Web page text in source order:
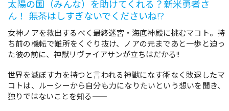
太陽の国（みんな）を助けてくれる？新米勇者さ
ん！ 無茶はしすぎないでくださいね!?
女神ノアを救出するべく最終迷宮・海底神殿に挑むマコト。持
ち前の機転で難所をくぐり抜け、ノアの元まであと一歩と迫っ
た彼の前に、神獣リヴァイアサンが立ちはだかる!!
世界を滅ぼす力を持つと言われる神獣になす術なく敗退したマ
コトは、ルーシーから自分も力になりたいという想いを聞き、
独りではないことを知る――